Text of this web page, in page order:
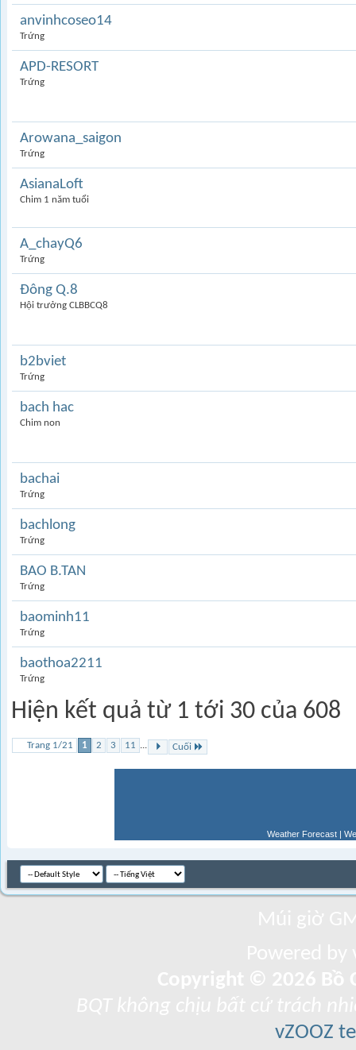
anvinhcoseo14
Trứng
APD-RESORT
Trứng
Arowana_saigon
Trứng
AsianaLoft
Chim 1 năm tuổi
A_chayQ6
Trứng
Đông Q.8
Hội trưởng CLBBCQ8
b2bviet
Trứng
bach hac
Chim non
bachai
Trứng
bachlong
Trứng
BAO B.TAN
Trứng
baominh11
Trứng
baothoa2211
Trứng
Hiện kết quả từ 1 tới 30 của 608
Trang 1/21 1 2 3 11 ... Cuối
Weather Forecast |
vZOOZ